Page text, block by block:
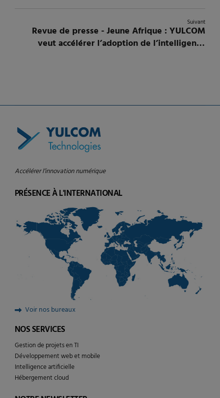
Suivant
Revue de presse - Jeune Afrique : YULCOM
veut accélérer l’adoption de l’intelligence
Accélérer l’innovation numérique
PRÉSENCE À L'INTERNATIONAL
Voir nos bureaux
NOS SERVICES
Gestion de projets en TI
Développement web et mobile
Intelligence artificielle
Hébergement cloud